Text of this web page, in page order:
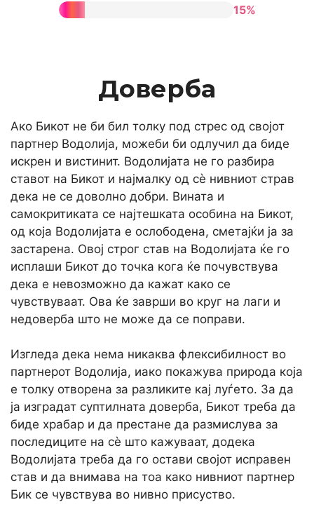
15%
Доверба
Ако Бикот не би бил толку под стрес од својот
партнер Водолија, можеби би одлучил да биде
искрен и вистинит. Водолијата не го разбира
ставот на Бикот и најмалку од сè нивниот страв
дека не се доволно добри. Вината и
самокритиката се најтешката особина на Бикот,
од која Водолијата е ослободена, сметајќи ја за
застарена. Овој строг став на Водолијата ќе го
исплаши Бикот до точка кога ќе почувствува
дека е невозможно да кажат како се
чувствуваат. Ова ќе заврши во круг на лаги и
недоверба што не може да се поправи.
Изгледа дека нема никаква флексибилност во
партнерот Водолија, иако покажува природа која
е толку отворена за разликите кај луѓето. За да
ја изградат суптилната доверба, Бикот треба да
биде храбар и да престане да размислува за
последиците на сè што кажуваат, додека
Водолијата треба да го остави својот исправен
став и да внимава на тоа како нивниот партнер
Бик се чувствува во нивно присуство.